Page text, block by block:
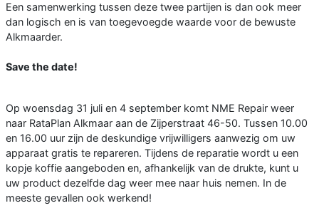
Een samenwerking tussen deze twee partijen is dan ook meer
dan logisch en is van toegevoegde waarde voor de bewuste
Alkmaarder.
Save the date!
Op woensdag 31 juli en 4 september komt NME Repair weer
naar RataPlan Alkmaar aan de Zijperstraat 46-50. Tussen 10.00
en 16.00 uur zijn de deskundige vrijwilligers aanwezig om uw
apparaat gratis te repareren. Tijdens de reparatie wordt u een
kopje koffie aangeboden en, afhankelijk van de drukte, kunt u
uw product dezelfde dag weer mee naar huis nemen. In de
meeste gevallen ook werkend!